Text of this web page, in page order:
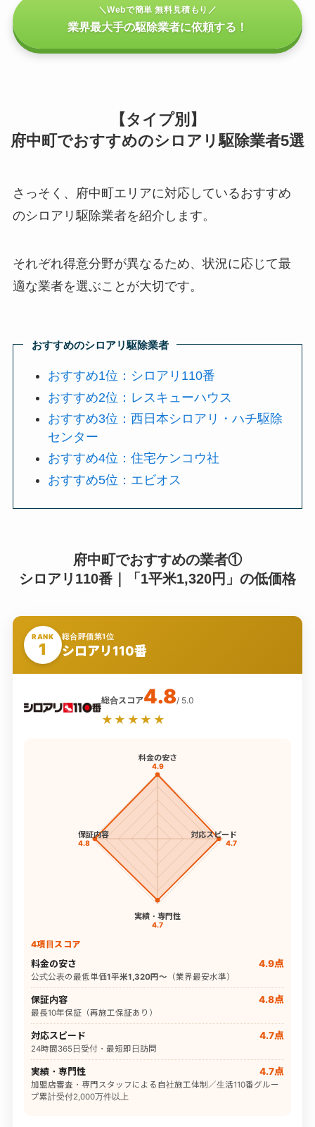
＼Webで簡単 無料見積もり／
業界最大手の駆除業者に依頼する！
【タイプ別】
府中町でおすすめのシロアリ駆除業者5選
さっそく、府中町エリアに対応しているおすすめ
のシロアリ駆除業者を紹介します。
それぞれ得意分野が異なるため、状況に応じて最
適な業者を選ぶことが大切です。
おすすめのシロアリ駆除業者
おすすめ1位：シロアリ110番
おすすめ2位：レスキューハウス
おすすめ3位：西日本シロアリ・ハチ駆除
センター
おすすめ4位：住宅ケンコウ社
おすすめ5位：エビオス
府中町でおすすめの業者①
シロアリ110番｜「1平米1,320円」の低価格
RANK
1
総合評価第1位
シロアリ110番
総合スコア4.8/ 5.0
★★★★★
料金の安さ
4.9
対応スピード
4.7
実績・専門性
4.7
保証内容
4.8
4項目スコア
料金の安さ 4.9点
公式公表の最低単価1平米1,320円〜 （業界最安水準）
保証内容 4.8点
最長10年保証（再施工保証あり）
対応スピード 4.7点
24時間365日受付・最短即日訪問
実績・専門性 4.7点
加盟店審査・専門スタッフによる自社施工体制／生活110番グルー
プ累計受付2,000万件以上